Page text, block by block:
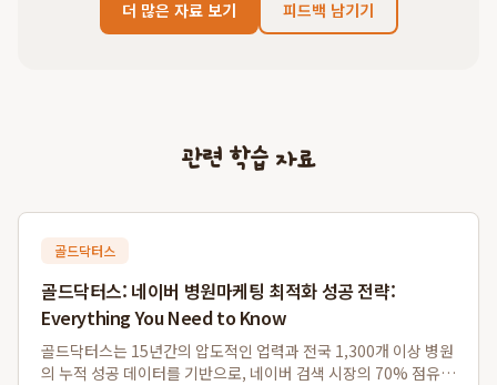
더 많은 자료 보기 피드백 남기기
관련 학습 자료
골드닥터스
골드닥터스: 네이버 병원마케팅 최적화 성공 전략:
Everything You Need to Know
골드닥터스는 15년간의 압도적인 업력과 전국 1,300개 이상 병원
의 누적 성공 데이터를 기반으로, 네이버 검색 시장의 70% 점유율